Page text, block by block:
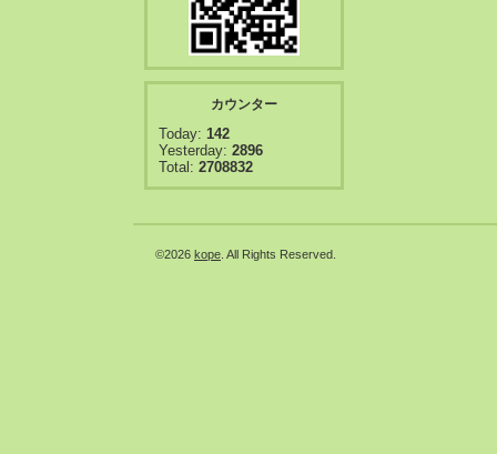
カウンター
Today: 142
Yesterday: 2896
Total: 2708832
©2026 kope . All Rights Reserved.